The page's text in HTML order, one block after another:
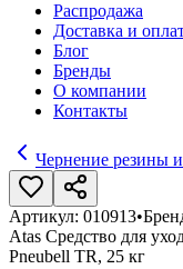
Распродажа
Доставка и
Блог
Бренды
О компании
Контакты
Чернение резины и
Артикул: 010913•
Atas Средство для
Pneubell TR, 25 кг